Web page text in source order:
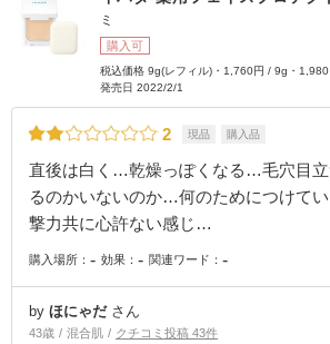
ミ
購入可
税込価格 9g(レフィル)・1,760円 / 9g・
発売日 2022/2/1
2 現品 購入品
直後は白く…乾燥っぽくなる…毛穴目
るのかいないのか…何のためにつけて
撃力共に心許ない感じ…
購入場所： - 効果： - 関連ワード： -
by ほにゃださん
43歳 混合肌 クチコミ投稿 43件